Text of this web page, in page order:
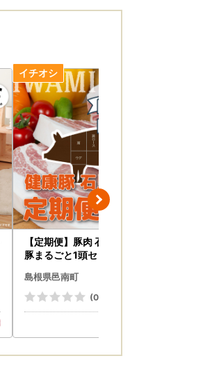
【定期便】豚肉 石見ポーク
豚まるごと1頭セット43kg【月
島根県邑南町
(0)